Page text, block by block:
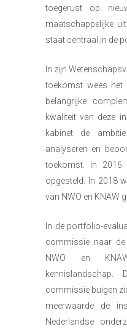
toegerust op
maatschappelijke
staat centraal in de
In zijn
toekomst wees het
belangrijke
kwaliteit van deze
kabinet de
analyseren en
toekomst. In 2016
opgesteld. In 2018
van NWO en KNAW
In de portfolio-
commissie naar
NWO en
commissie buigen
meerwaarde de
Nederlandse